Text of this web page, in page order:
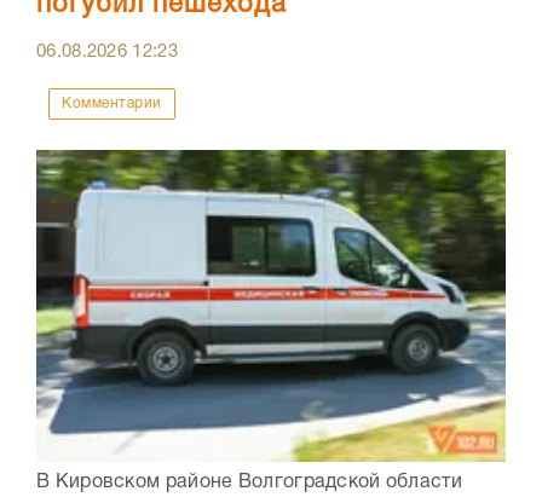
погубил пешехода
06.08.2026 12:23
Комментарии
В Кировском районе Волгоградской области